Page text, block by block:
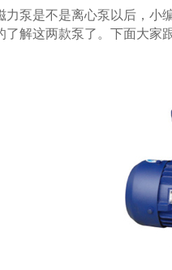
是不是离心泵以后，小编
解这两款泵了。下面大家